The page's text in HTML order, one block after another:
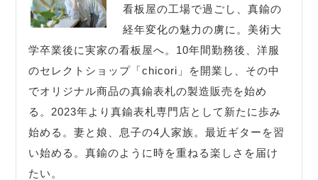
看板屋の工場で過ごし、真鍮の
経年変化の魅力の虜に。美術大
学卒業後に実家の看板屋へ。10年間勤務後、洋服
のセレクトショップ「chicori」を開業し、その中
でオリジナル商品の真鍮表札の製造販売を始め
る。2023年より真鍮表札専門店として新たに歩み
始める。妻と娘、息子の4人家族。最近ギターを習
い始める。真鍮のように時を重ねる楽しさを届け
たい。